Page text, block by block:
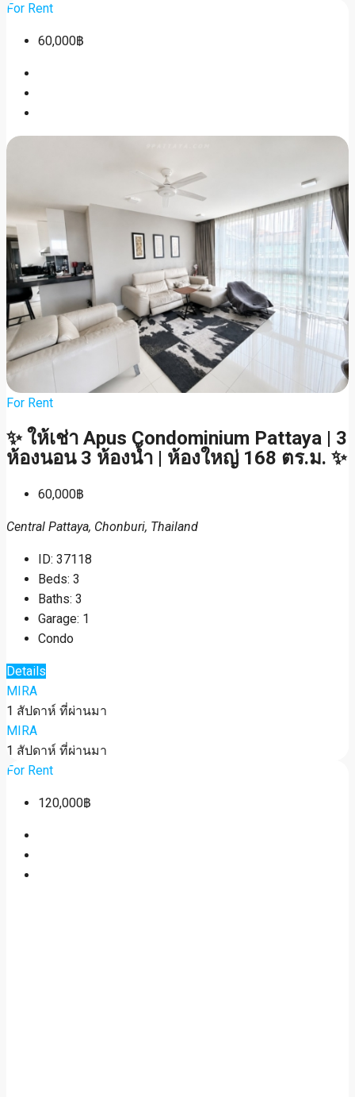
For Rent
60,000฿
For Rent
✨ ให้เช่า Apus Condominium Pattaya | 3
ห้องนอน 3 ห้องน้ำ | ห้องใหญ่ 168 ตร.ม. ✨
60,000฿
Central Pattaya, Chonburi, Thailand
ID: 37118
Beds: 3
Baths: 3
Garage: 1
Condo
Details
MIRA
1 สัปดาห์ ที่ผ่านมา
MIRA
1 สัปดาห์ ที่ผ่านมา
For Rent
120,000฿